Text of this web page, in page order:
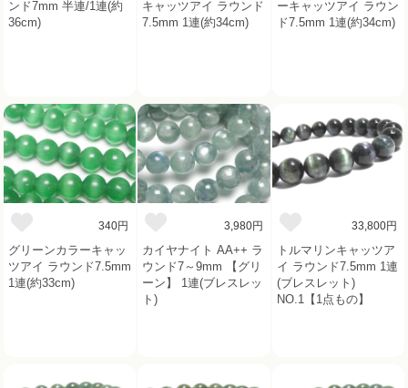
ンド7mm 半連/1連(約
36cm)
キャッツアイ ラウンド
7.5mm 1連(約34cm)
ーキャッツアイ ラウン
ド7.5mm 1連(約34cm)
340円
グリーンカラーキャッ
ツアイ ラウンド7.5mm
1連(約33cm)
3,980円
カイヤナイト AA++ ラ
ウンド7～9mm 【グリ
ーン】 1連(ブレスレッ
ト)
33,800円
トルマリンキャッツア
イ ラウンド7.5mm 1連
(ブレスレット)
NO.1【1点もの】